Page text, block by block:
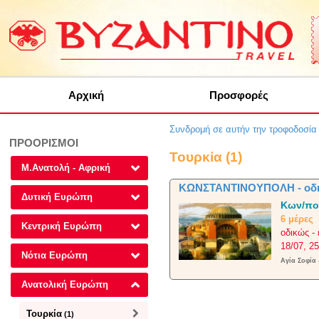
Αρχική Προσφορές
ΠΡΟΟΡΙΣΜΟΙ
Μ.Ανατολή - Αφρική
Δυτική Ευρώπη
Κεντρική Ευρώπη
Νότια Ευρώπη
Ανατολική Ευρώπη
Τουρκία (1)
Συνδρομή σε αυτήν την
Τουρκία (1)
ΚΩΝΣΤΑΝΤΙΝΟΥΠΟΛΗ -
Κων/
6 μέρες
οδικώς -
18/07,
Αγία Σοφία